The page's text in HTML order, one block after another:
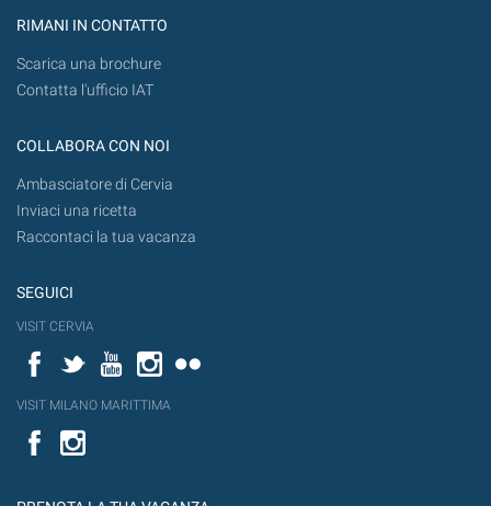
RIMANI IN CONTATTO
Scarica una brochure
Contatta l'ufficio IAT
COLLABORA CON NOI
Ambasciatore di Cervia
Inviaci una ricetta
Raccontaci la tua vacanza
SEGUICI
VISIT CERVIA
FacebookTwitterYouTubeInstagram
VISIT MILANO MARITTIMA
Facebook